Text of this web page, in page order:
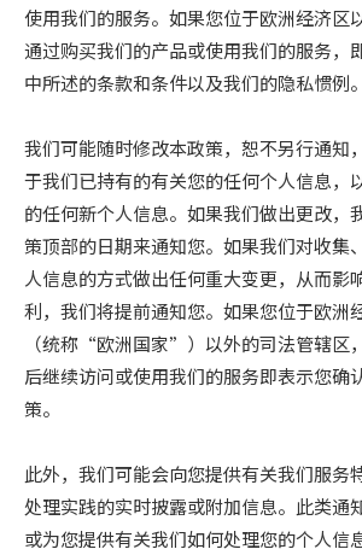
使用我们的服务。如果您位于欧洲经济区
通过购买我们的产品或使用我们的服务，
中所述的条款和条件以及我们的隐私惯例。
我们可能随时修改本政策，恕不另行通知
于我们已持有的有关您的任何个人信息，
的任何新个人信息。如果我们做出更改，
策顶部的日期来通知您。如果我们对收集
人信息的方式做出任何重大变更，从而影
利，我们将提前通知您。如果您位于欧洲
（统称“欧洲国家”）以外的司法管辖区
后继续访问或使用我们的服务即表示您确
策。
此外，我们可能会向您提供有关我们服务
处理实践的实时披露或附加信息。此类通
或为您提供有关我们如何处理您的个人信